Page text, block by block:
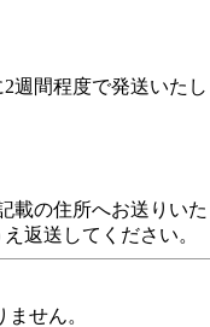
間程度で発送いた
の住所へお送りいた
返送してください。
せん。